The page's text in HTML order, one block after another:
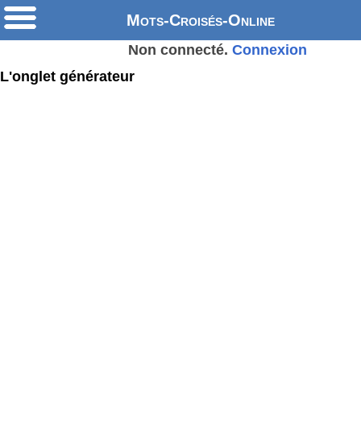
Mots-Croisés-Online
Non connecté. Connexion
L'onglet générateur